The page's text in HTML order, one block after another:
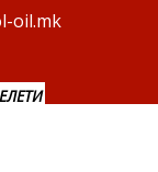
oil.mk